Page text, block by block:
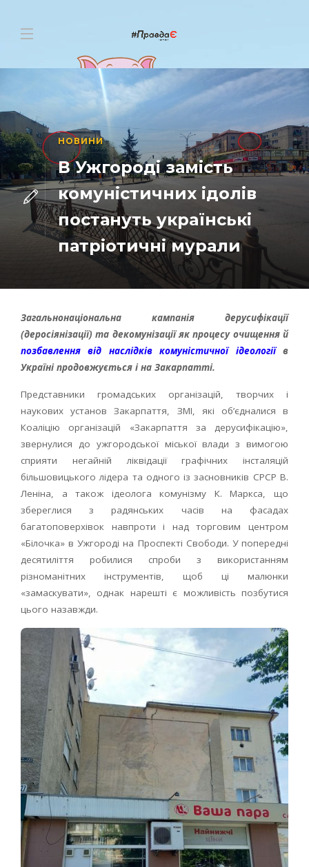
НОВИНИ
В Ужгороді замість
комуністичних ідолів
постануть українські
патріотичні мурали
Загальнонаціональна кампанія дерусифікації
(деросіянізації) та декомунізації як процесу очищення й
позбавлення від наслідків комуністичної ідеологіїв
Україні продовжується і на Закарпатті.
Представники громадських організацій, творчих і
наукових установ Закарпаття, ЗМІ, які об’єдналися в
Коаліцію організацій «Закарпаття за дерусифікацію»,
звернулися до ужгородської міської влади з вимогою
сприяти негайній ліквідації графічних інсталяцій
більшовицького лідера та одного із засновників СРСР В.
Леніна, а також ідеолога комунізму К. Маркса, що
збереглися з радянських часів на фасадах
багатоповерхівок навпроти і над торговим центром
«Білочка» в Ужгороді на Проспекті Свободи. У попередні
десятиліття робилися спроби з використанням
різноманітних інструментів, щоб ці малюнки
«замаскувати», однак нарешті є можливість позбутися
цього назавжди.